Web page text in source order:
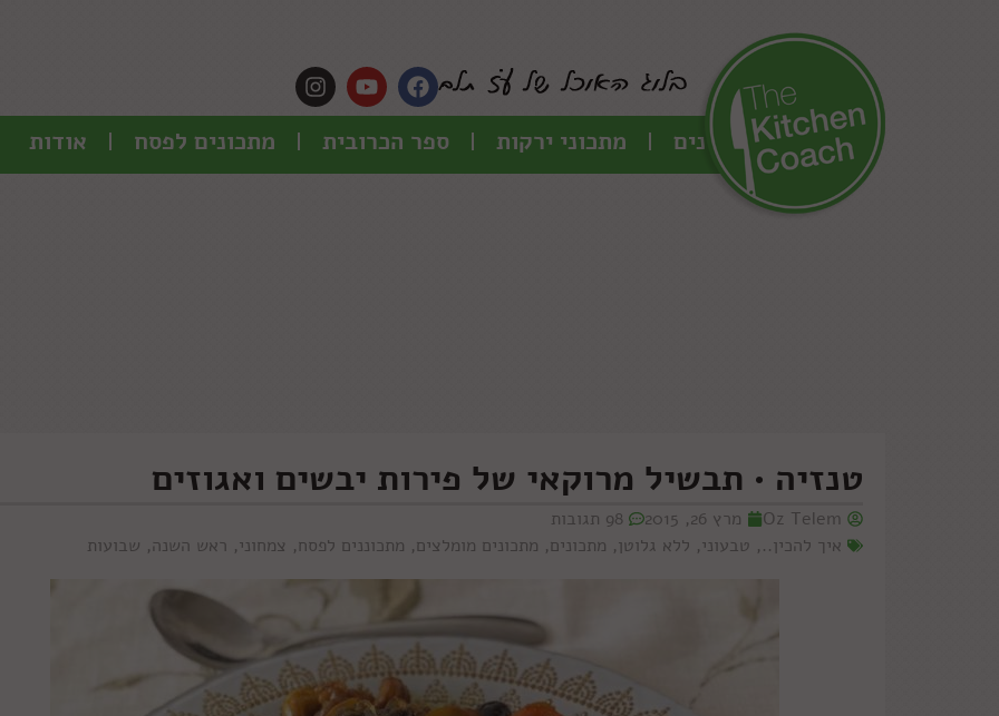
כל המתכונים מתכוני ירקות ספר הכרובית מתכונים לפסח אודות
טנזיה • תבשיל מרוקאי של פירות יבשים ואגוזים
Oz Telem מרץ 26, 2015
98 תגובות
איך להכין.., טבעוני, ללא גלוטן, מתכונים, מתכונים מומלצים, מתכוננים לפסח, צמחוני, ראש השנה, שבועות